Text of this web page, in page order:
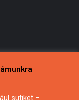
sütiket –